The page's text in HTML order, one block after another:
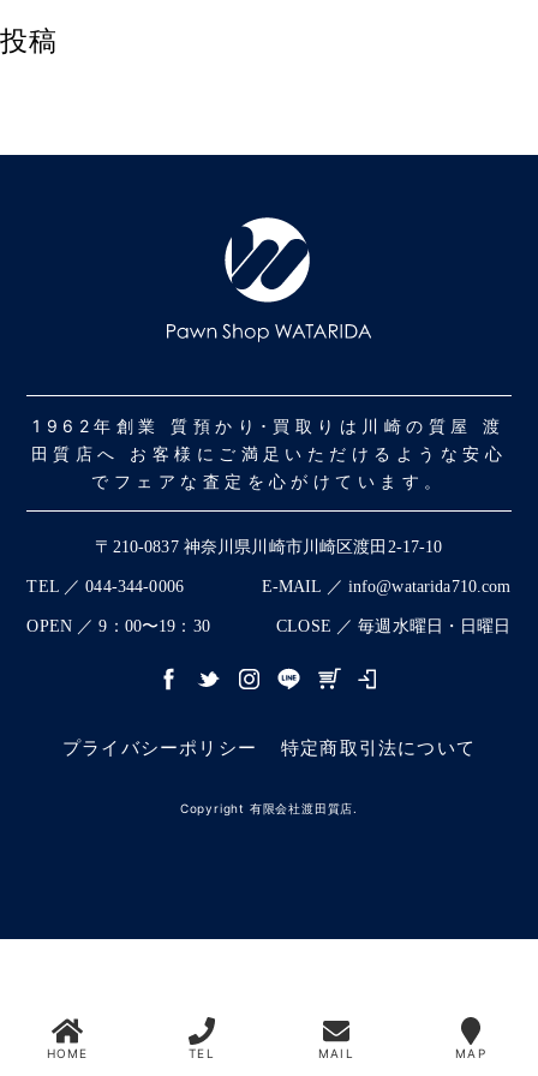
投稿
1962年創業 質預かり･買取りは川崎の質屋 渡
田質店へ お客様にご満足いただけるような安心
でフェアな査定を心がけています。
〒210-0837 神奈川県川崎市川崎区渡田2-17-10
TEL ／ 044-344-0006 E-MAIL ／ info@watarida710.com
OPEN ／ 9：00〜19：30 CLOSE ／ 毎週水曜日・日曜日
プライバシーポリシー 特定商取引法について
Copyright 有限会社渡田質店.
HOME TEL MAIL MAP